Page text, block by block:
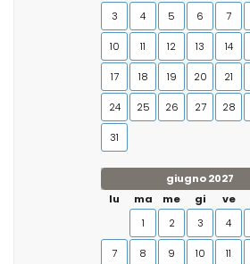
3 4 5 6 7
10 11 12 13 14
17 18 19 20 21
24 25 26 27 28
31
giugno 2027
lu
ma me gi ve
1
2 3 4
7 8 9 10 11